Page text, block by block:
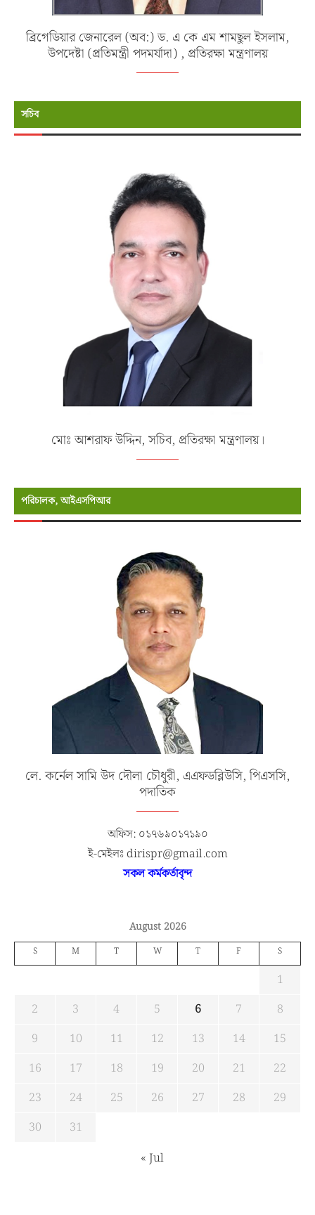
ব্রিগেডিয়ার জেনারেল (অব:) ড. এ কে এম শামছুল ইসলাম,
উপদেষ্টা (প্রতিমন্ত্রী পদমর্যাদা) , প্রতিরক্ষা মন্ত্রণালয়
সচিব
মোঃ আশরাফ উদ্দিন, সচিব, প্রতিরক্ষা মন্ত্রণালয়।
পরিচালক, আইএসপিআর
লে. কর্নেল সামি উদ দৌলা চৌধুরী, এএফডব্লিউসি, পিএসসি,
পদাতিক
অফিস: ০১৭৬৯০১৭১৯০
ই-মেইলঃ dirispr@gmail.com
সকল কর্মকর্তাবৃন্দ
August 2026
S M T W T F S
1
2
3 4 5 6 7
8
9
10 11 12 13 14
15
16
17 18 19 20 21
22
23
24 25 26 27 28
29
30
31
« Jul